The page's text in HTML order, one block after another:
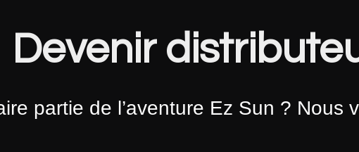
Devenir
partie de l’aventure Ez Sun ? Nous